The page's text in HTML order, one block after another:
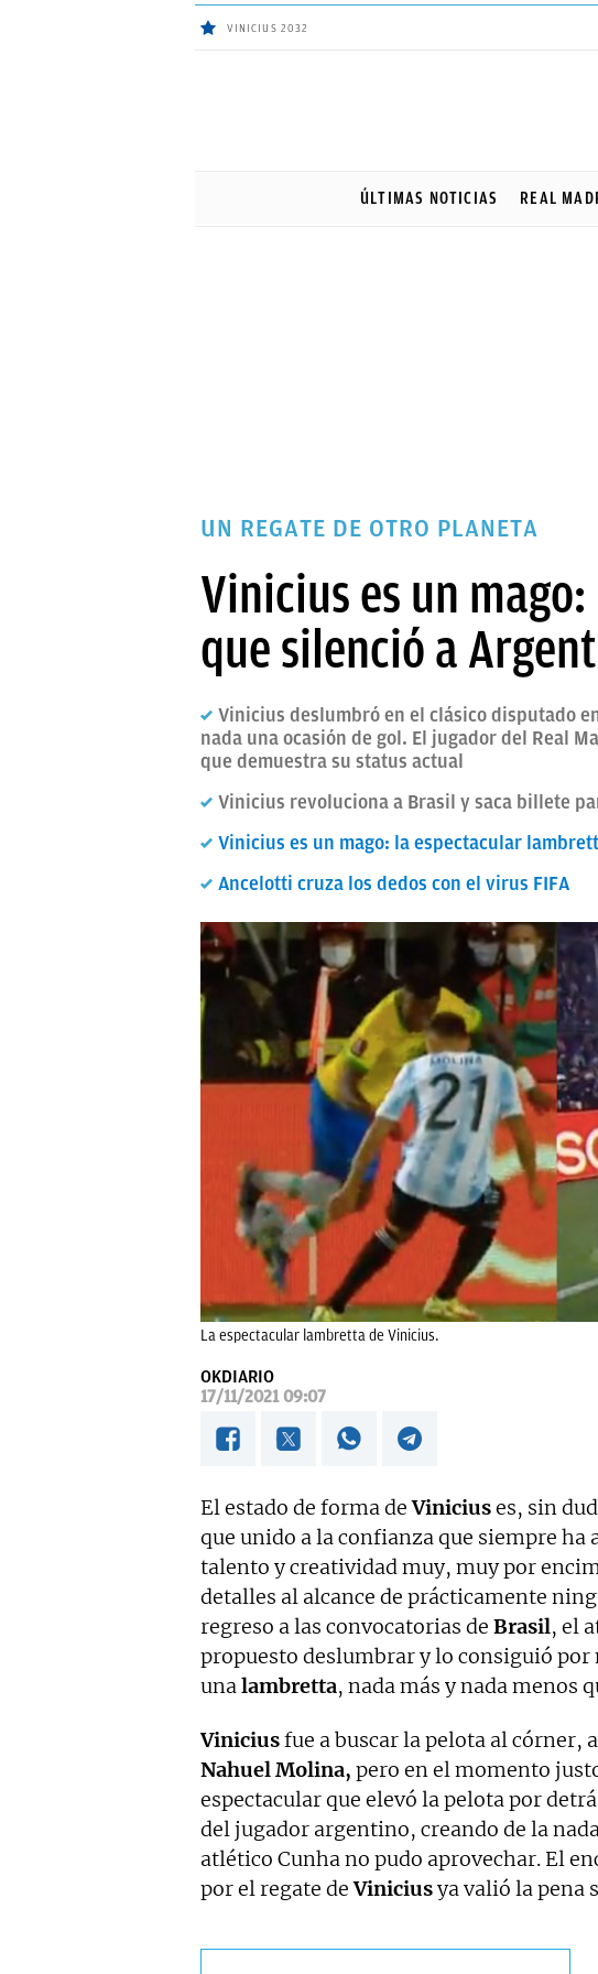
VINICIUS 2032
ÚLTIMAS NOTICIAS REAL
UN REGATE DE OTRO PLANETA
Vinicius es un
que silenció a
Vinicius deslumbró en el clásico disputado
nada una ocasión de gol. El jugador del Real
que demuestra su status actual
Vinicius revoluciona a Brasil y saca billete
Vinicius es un mago: la espectacular
Ancelotti cruza los dedos con el virus FIFA
La espectacular lambretta de Vinicius.
OKDIARIO
17/11/2021 09:07
El estado de forma deViniciuses, sin
que unido a la confianza que siempre ha
talento y creatividad muy, muy por
detalles al alcance de prácticamente
regreso a las convocatorias de Brasil, el
propuesto deslumbrar y lo consiguió
unalambretta, nada más y nada menos
Viniciusfue a buscar la pelota al córner,
Nahuel Molina, pero en el momento
espectacular que elevó la pelota por
del jugador argentino, creando de la
atlético Cunha no pudo aprovechar. El
por el regate deViniciusya valió la pena